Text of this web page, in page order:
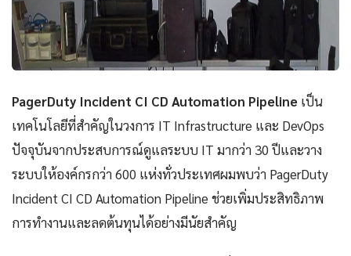
PagerDuty Incident CI CD Automation Pipeline เป็น
เทคโนโลยีที่สำคัญในวงการ IT Infrastructure และ DevOps
ปัจจุบันจากประสบการณ์ดูแลระบบ IT มากว่า 30 ปีและวาง
ระบบให้องค์กรกว่า 600 แห่งทั่วประเทศผมพบว่า PagerDuty
Incident CI CD Automation Pipeline ช่วยเพิ่มประสิทธิภาพ
การทำงานและลดต้นทุนได้อย่างมีนัยสำคัญ